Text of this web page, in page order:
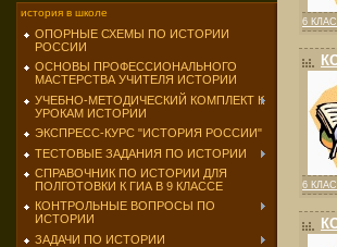
история в школе
ОПОРНЫЕ СХЕМЫ ПО ИСТОРИИ
РОССИИ
ОСНОВЫ ПРОФЕССИОНАЛЬНОГО
МАСТЕРСТВА УЧИТЕЛЯ ИСТОРИИ
УЧЕБНО-МЕТОДИЧЕСКИЙ КОМПЛЕКТ К
УРОКАМ ИСТОРИИ
ЭКСПРЕСС-КУРС "ИСТОРИЯ РОССИИ"
ТЕСТОВЫЕ ЗАДАНИЯ ПО ИСТОРИИ
СПРАВОЧНИК ПО ИСТОРИИ ДЛЯ
ПОЛГОТОВКИ К ГИА В 9 КЛАССЕ
КОНТРОЛЬНЫЕ ВОПРОСЫ ПО
ИСТОРИИ
ЗАДАЧИ ПО ИСТОРИИ
6
6